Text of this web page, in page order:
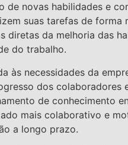
de novas habilidades e
suas tarefas de
diretas da melhoria das
do trabalho.
às necessidades da
dos
de conhecimento
mais colaborativo e
a longo prazo.